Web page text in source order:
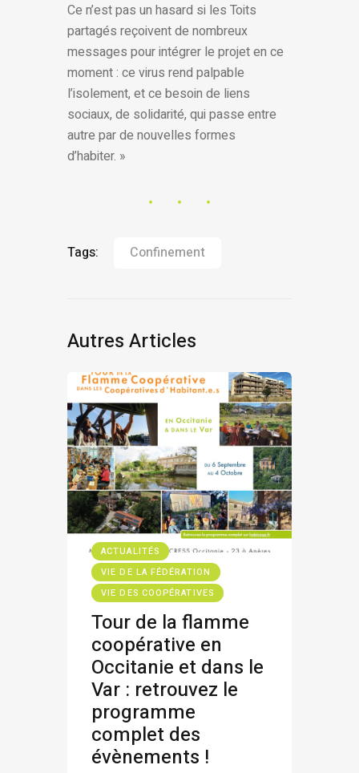
Ce n’est pas un hasard si les Toits
partagés reçoivent de nombreux
messages pour intégrer le projet en ce
moment : ce virus rend palpable
l’isolement, et ce besoin de liens
sociaux, de solidarité, qui passe entre
autre par de nouvelles formes
d’habiter. »
Tags: Confinement
Autres Articles
ACTUALITÉS
VIE DE LA FÉDÉRATION
VIE DES COOPÉRATIVES
Tour de la flamme
coopérative en
Occitanie et dans le
Var : retrouvez le
programme
complet des
évènements !